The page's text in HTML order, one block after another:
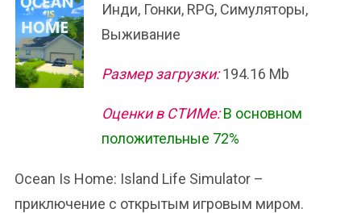
Инди, Гонки, RPG, Симуляторы,
Выживание
Размер загрузки:194.16 Mb
Оценки в СТИМе: В основном
положительные 72%
Ocean Is Home: Island Life Simulator –
приключение с открытым игровым миром.